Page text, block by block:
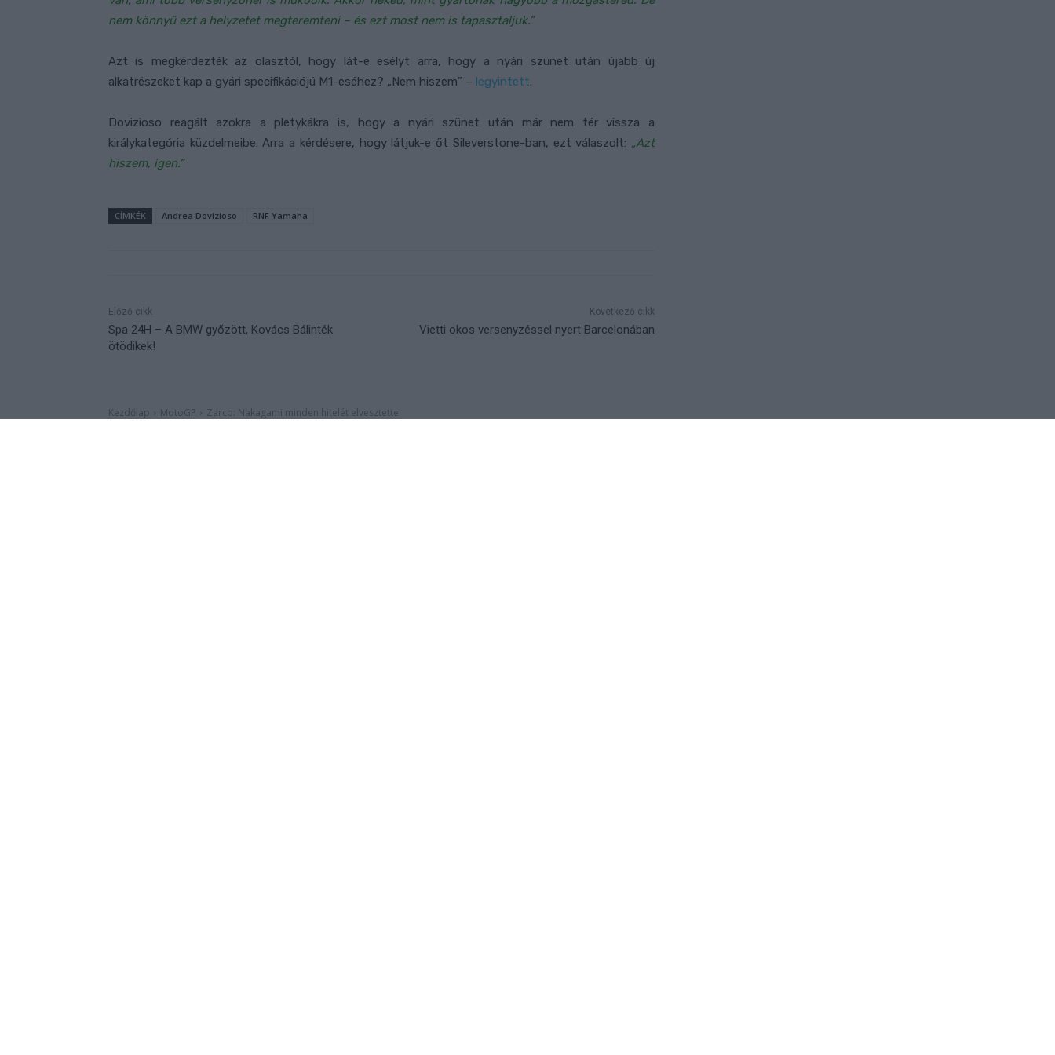
nem könnyű ezt a helyzetet megteremteni – és ezt most nem is tapasztaljuk.”
Azt is megkérdezték az olasztól, hogy lát-e esélyt arra, hogy a nyári szünet után újabb új
alkatrészeket kap a gyári specifikációjú M1-eséhez? „Nem hiszem” – legyintett.
Dovizioso reagált azokra a pletykákra is, hogy a nyári szünet után már nem tér vissza a
királykategória küzdelmeibe. Arra a kérdésere, hogy látjuk-e őt Sileverstone-ban, ezt válaszolt: „Azt
hiszem, igen.”
CÍMKÉK Andrea Dovizioso RNF Yamaha
Előző cikk
Spa 24H – A BMW győzött, Kovács Bálinték
ötödikek!
Következő cikk
Vietti okos versenyzéssel nyert Barcelonában